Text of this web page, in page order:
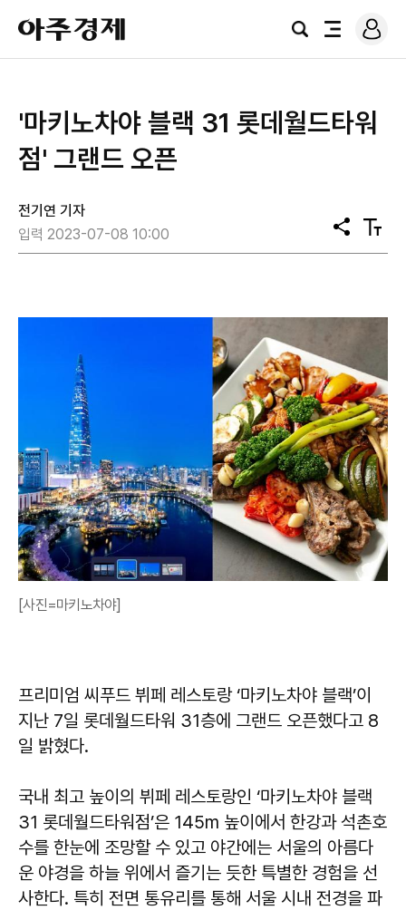
아
주
경
검
전
로
그
'마키노차야 블랙 31 롯데월드타워
점' 그랜드 오픈
전기연 기자
입력 2023-07-08 10:00
공
유
텍
스
[사진=마키노차야]
프리미엄 씨푸드 뷔페 레스토랑 ‘마키노차야 블랙’이
지난 7일 롯데월드타워 31층에 그랜드 오픈했다고 8
일 밝혔다.
국내 최고 높이의 뷔페 레스토랑인 ‘마키노차야 블랙
31 롯데월드타워점’은 145m 높이에서 한강과 석촌호
수를 한눈에 조망할 수 있고 야간에는 서울의 아름다
운 야경을 하늘 위에서 즐기는 듯한 특별한 경험을 선
사한다. 특히 전면 통유리를 통해 서울 시내 전경을 파